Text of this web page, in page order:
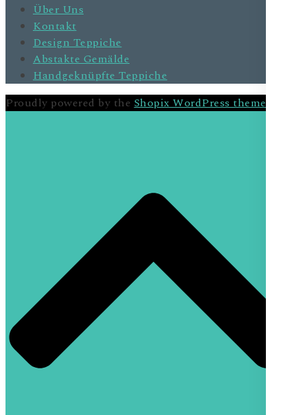
Über Uns
Kontakt
Design Teppiche
Abstakte Gemälde
Handgeknüpfte Teppiche
Proudly powered by theShopix WordPress theme